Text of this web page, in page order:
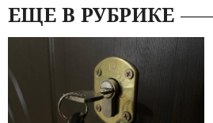
ЕЩЕ В РУБРИКЕ